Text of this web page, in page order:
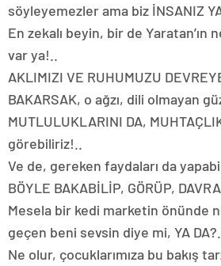
söyleyemezler ama biz İNSANIZ
En zekalı beyin, bir de
var ya!..
AKLIMIZI VE RUHUMUZU
BAKARSAK, o ağzı, dili olmayan
MUTLULUKLARINI DA,
görebiliriz!..
Ve de, gereken faydaları da
BÖYLE BAKABİLİP, GÖRÜP,
Mesela bir kedi marketin önünde
geçen beni sevsin diye mi, YA DA?..
Ne olur, çocuklarımıza bu bakış